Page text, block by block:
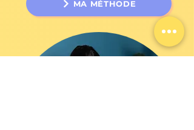
MA MÉTHODE